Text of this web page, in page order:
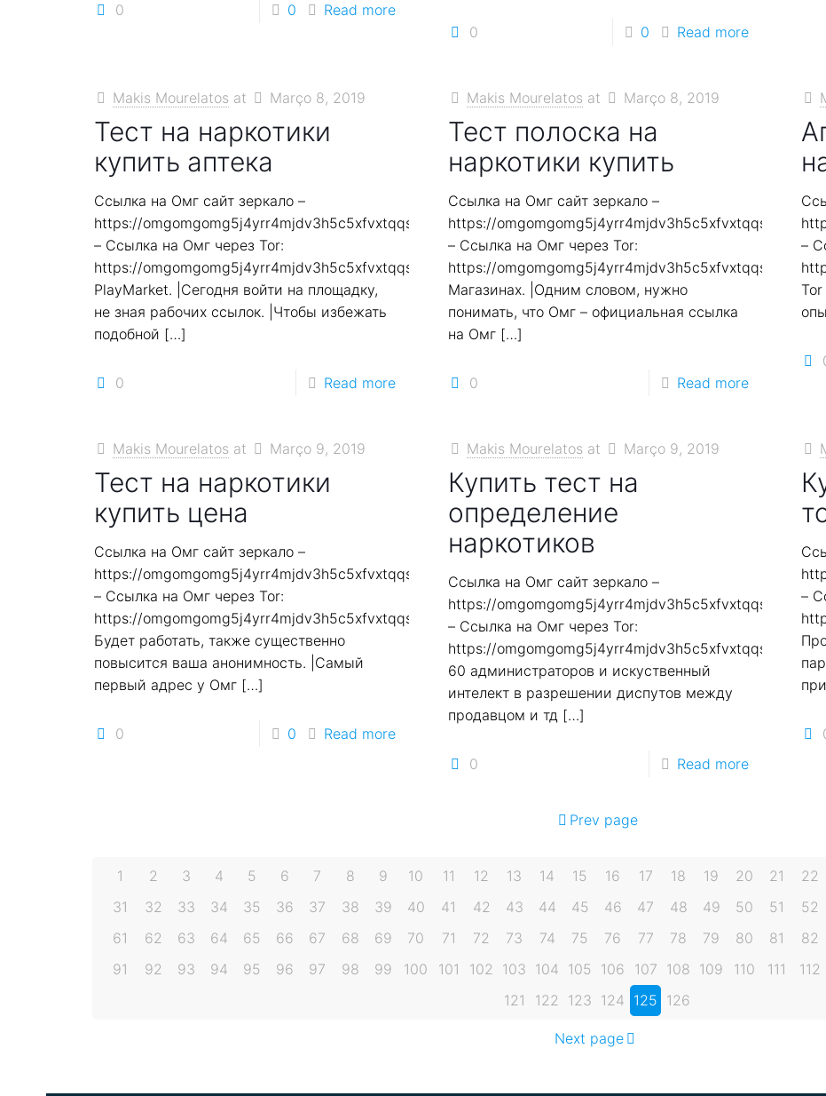
0 0 Read more
0 0 Read more
Makis Mourelatos at Março 8, 2019
Тест на наркотики
купить аптека
Ссылка на Омг сайт зеркало –
https://omgomgomg5j4yrr4mjdv3h5c5xfvxtqqs2in7smi65mjps7wvkmqmtqd.biz
– Ссылка на Омг через Tor:
https://omgomgomg5j4yrr4mjdv3h5c5xfvxtqqs2in7smi65mjps7wvkmqmtqd.biz
PlayMarket. |Сегодня войти на площадку,
не зная рабочих ссылок. |Чтобы избежать
подобной […]
0 Read more
Makis Mourelatos at Março 8, 2019
Тест полоска на
наркотики купить
Ссылка на Омг сайт зеркало –
https://
– Ссылка на Омг через Tor:
https://
Магазинах. |Одним словом, нужно
понимать, что Омг – официальная ссылка
на Омг[…]
0 Read more
–
Makis Mourelatos at Março 9, 2019
Тест на наркотики
купить цена
Ссылка на Омг сайт зеркало –
https://omgomgomg5j4yrr4mjdv3h5c5xfvxtqqs2in7smi65mjps7wvkmqmtqd.biz
– Ссылка на Омг через Tor:
https://omgomgomg5j4yrr4mjdv3h5c5xfvxtqqs2in7smi65mjps7wvkmqmtqd.biz
Будет работать, также существенно
повысится ваша анонимность. |Самый
первый адрес у Омг[…]
0 0 Read more
Makis Mourelatos at Março 9, 2019
Купить тест на
определение
наркотиков
Ссылка на Омг сайт зеркало –
https://
– Ссылка на Омг через Tor:
https://
60 администраторов и искуственный
интелект в разрешении диспутов между
продавцом и тд[…]
0 Read more
–
Prev page
1 2 3 4 5 6 7 8 9 10 11 12 13 14 15 16 17 18 19 20 21 22
31
32 33 34 35 36 37 38 39 40 41 42 43 44 45 46 47 48 49 50 51 52
61
62 63 64 65 66 67 68 69 70 71 72 73 74 75 76 77 78 79 80 81 82
91
92 93 94 95 96 97 98 99 100 101 102 103 104 105 106 107 108 109 110 111 112
121
122 123 124 125 126
Next page